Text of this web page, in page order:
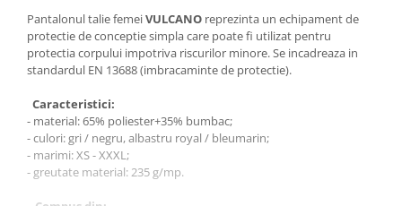
Bocanci de protecție S3
Cizme
Cizme outdoor
Cizme de lucru O4/O5
Cizme de protecție S3
Cizme de protecție S4
Cizme de protecție S5
Pantalonul talie femeiVULCANO reprezinta un echipament de
protectie de conceptie simpla care poate fi utilizat pentru
protectia corpului impotriva riscurilor minore. Se incadreaza in
standardul EN 13688 (imbracaminte de protectie).
Caracteristici:
- material: 65% poliester+35% bumbac;
- culori: gri / negru, albastru royal / bleumarin;
- marimi: XS - XXXL;
- greutate material: 235 g/mp.